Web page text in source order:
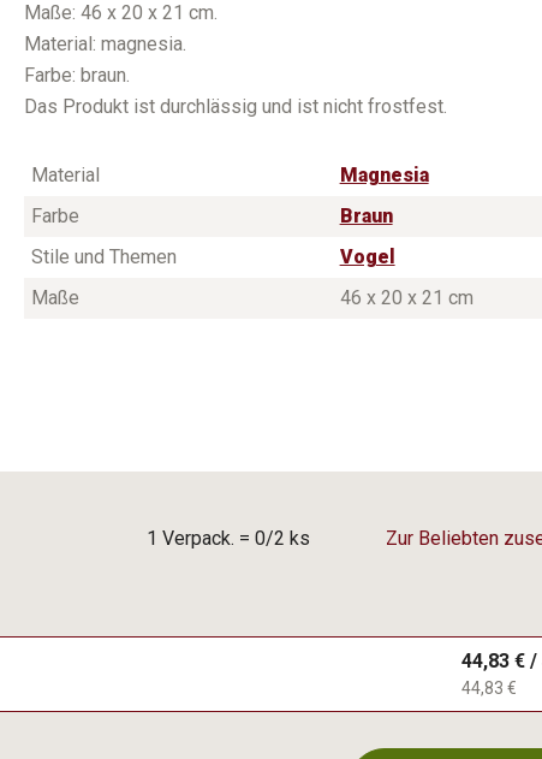
Maße: 46 x 20 x 21 cm.
Material: magnesia.
Farbe: braun.
Das Produkt ist durchlässig und ist nicht frostfest.
Material
Magnesia
Farbe
Braun
Stile und Themen
Vogel
Maße
46 x 20 x 21 cm
1 Verpack. = 0/2 ks Zur Beliebten
44,83 €
44,83 €